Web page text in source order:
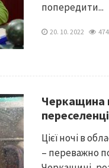
попередити...
20. 10. 2022
Черкащина
Цієї ночі в
– переважно